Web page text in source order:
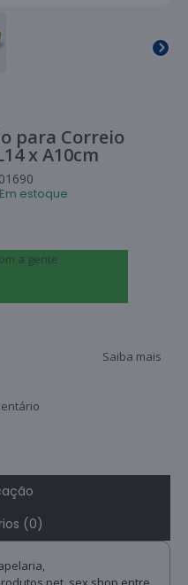
para Correio
x A10cm
Em estoque
a gente
Saiba mais
(0)